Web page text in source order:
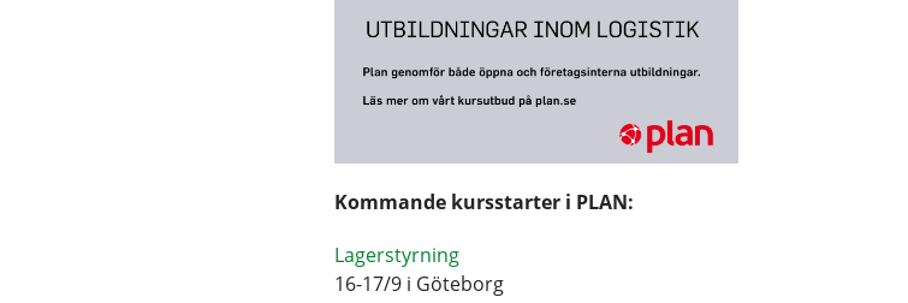
Kommande kursstarter i PLAN:
Lagerstyrning
16-17/9 i Göteborg